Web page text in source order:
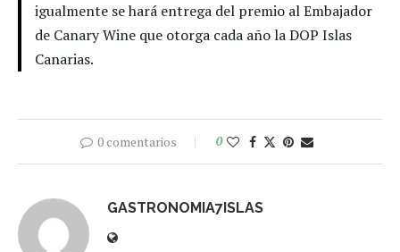
igualmente se hará entrega del premio al Embajador
de Canary Wine que otorga cada año la DOP Islas
Canarias.
0 comentarios 0
GASTRONOMIA7ISLAS